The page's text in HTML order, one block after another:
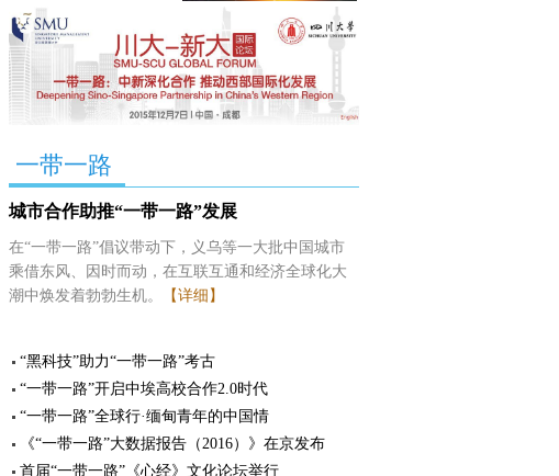
一带一路
城市合作助推“一带一路”发展
在“一带一路”倡议带动下，义乌等一大批中国城市
乘借东风、因时而动，在互联互通和经济全球化大
潮中焕发着勃勃生机。
【详细】
“黑科技”助力“一带一路”考古
“一带一路”开启中埃高校合作2.0时代
“一带一路”全球行·缅甸青年的中国情
《“一带一路”大数据报告（2016）》在京发布
首届“一带一路”《心经》文化论坛举行